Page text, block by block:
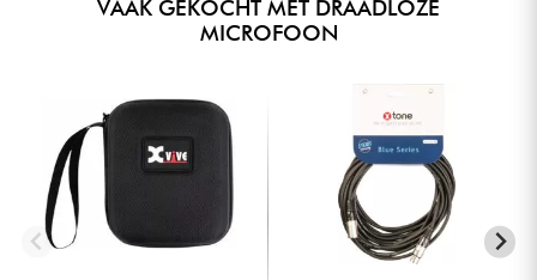
VAAK GEKOCHT MET DRAADLOZE
MICROFOON